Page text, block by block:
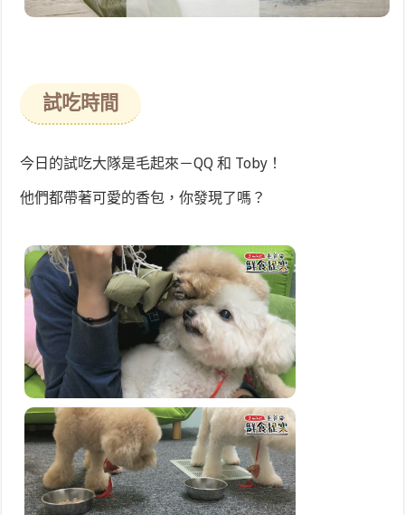
試吃時間
今日的試吃大隊是毛起來－QQ 和 Toby！
他們都帶著可愛的香包，你發現了嗎？